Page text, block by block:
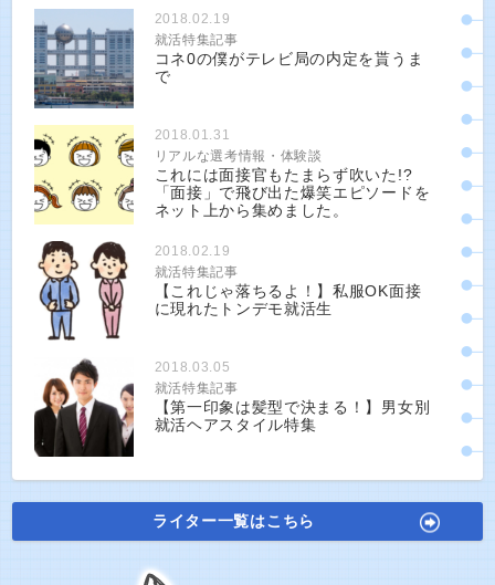
2018.02.19
就活特集記事
コネ0の僕がテレビ局の内定を貰うま
で
2018.01.31
リアルな選考情報・体験談
これには面接官もたまらず吹いた!?
「面接」で飛び出た爆笑エピソードを
ネット上から集めました。
2018.02.19
就活特集記事
【これじゃ落ちるよ！】私服OK面接
に現れたトンデモ就活生
2018.03.05
就活特集記事
【第一印象は髪型で決まる！】男女別
就活ヘアスタイル特集
ライター一覧はこちら